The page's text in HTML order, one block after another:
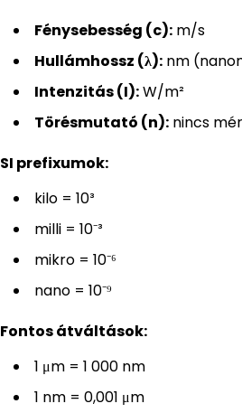
Fénysebesség (c): m/s
Hullámhossz (λ): nm
Intenzitás (I):W/m²
Törésmutató (n): nincs
SI prefixumok:
kilo = 10³
milli = 10⁻³
mikro = 10⁻⁶
nano = 10⁻⁹
Fontos átváltások:
1 μm = 1 000 nm
1 nm = 0,001 μm